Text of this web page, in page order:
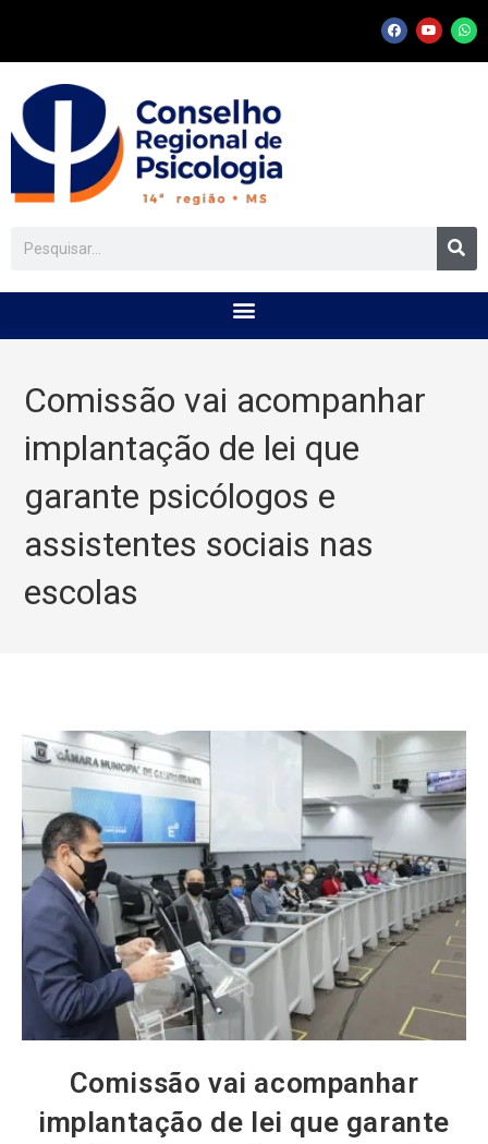
Comissão vai acompanhar
implantação de lei que
garante psicólogos e
assistentes sociais nas
escolas
Comissão vai acompanhar
implantação de lei que garante